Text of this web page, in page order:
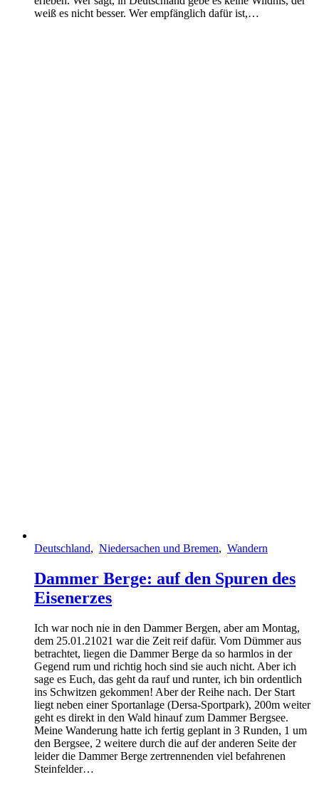
weiß es nicht besser. Wer empfänglich dafür ist,…
Deutschland, Niedersachen und Bremen, Wandern
Dammer Berge: auf den Spuren des
Eisenerzes
Ich war noch nie in den Dammer Bergen, aber am Montag,
dem 25.01.21021 war die Zeit reif dafür. Vom Dümmer aus
betrachtet, liegen die Dammer Berge da so harmlos in der
Gegend rum und richtig hoch sind sie auch nicht. Aber ich
sage es Euch, das geht da rauf und runter, ich bin ordentlich
ins Schwitzen gekommen! Aber der Reihe nach. Der Start
liegt neben einer Sportanlage (Dersa-Sportpark), 200m weiter
geht es direkt in den Wald hinauf zum Dammer Bergsee.
Meine Wanderung hatte ich fertig geplant in 3 Runden, 1 um
den Bergsee, 2 weitere durch die auf der anderen Seite der
leider die Dammer Berge zertrennenden viel befahrenen
Steinfelder…